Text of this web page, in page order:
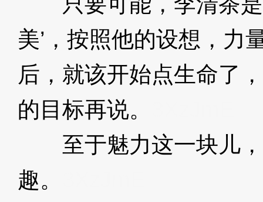
美’，按照他的设想，力
后，就该开始点生命了
的目标再说。
至于魅力这一块儿，
趣。